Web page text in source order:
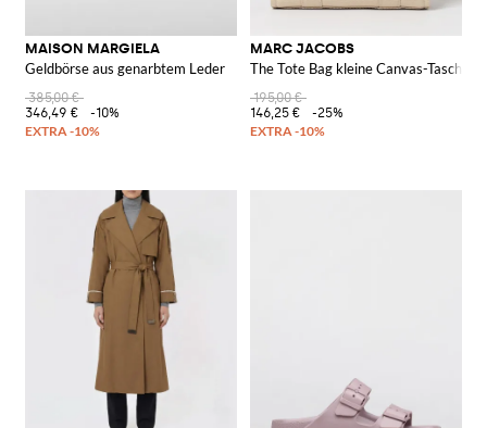
MAISON MARGIELA
Geldbörse aus genarbtem Leder
385,00 €
346,49 €
-10%
MARC JACOBS
The Tote Bag kleine Canvas-Tasche
195,00 €
146,25 €
-25%